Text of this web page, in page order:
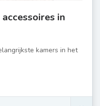
in
kamers in het